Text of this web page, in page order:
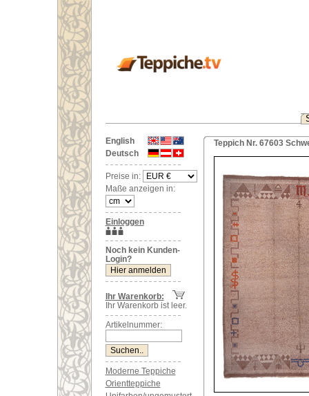
English
Deutsch
Preise in:
Maße anzeigen in:
Einloggen
Noch kein Kunden-
Login?
Ihr Warenkorb:
Ihr Warenkorb ist leer.
Artikelnummer:
Moderne Teppiche
Orientteppiche
Teppich Nr. 67603